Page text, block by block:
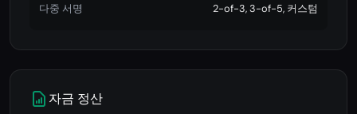
다중 서명
2-of-3, 3-of-5, 커스텀
자금 정산